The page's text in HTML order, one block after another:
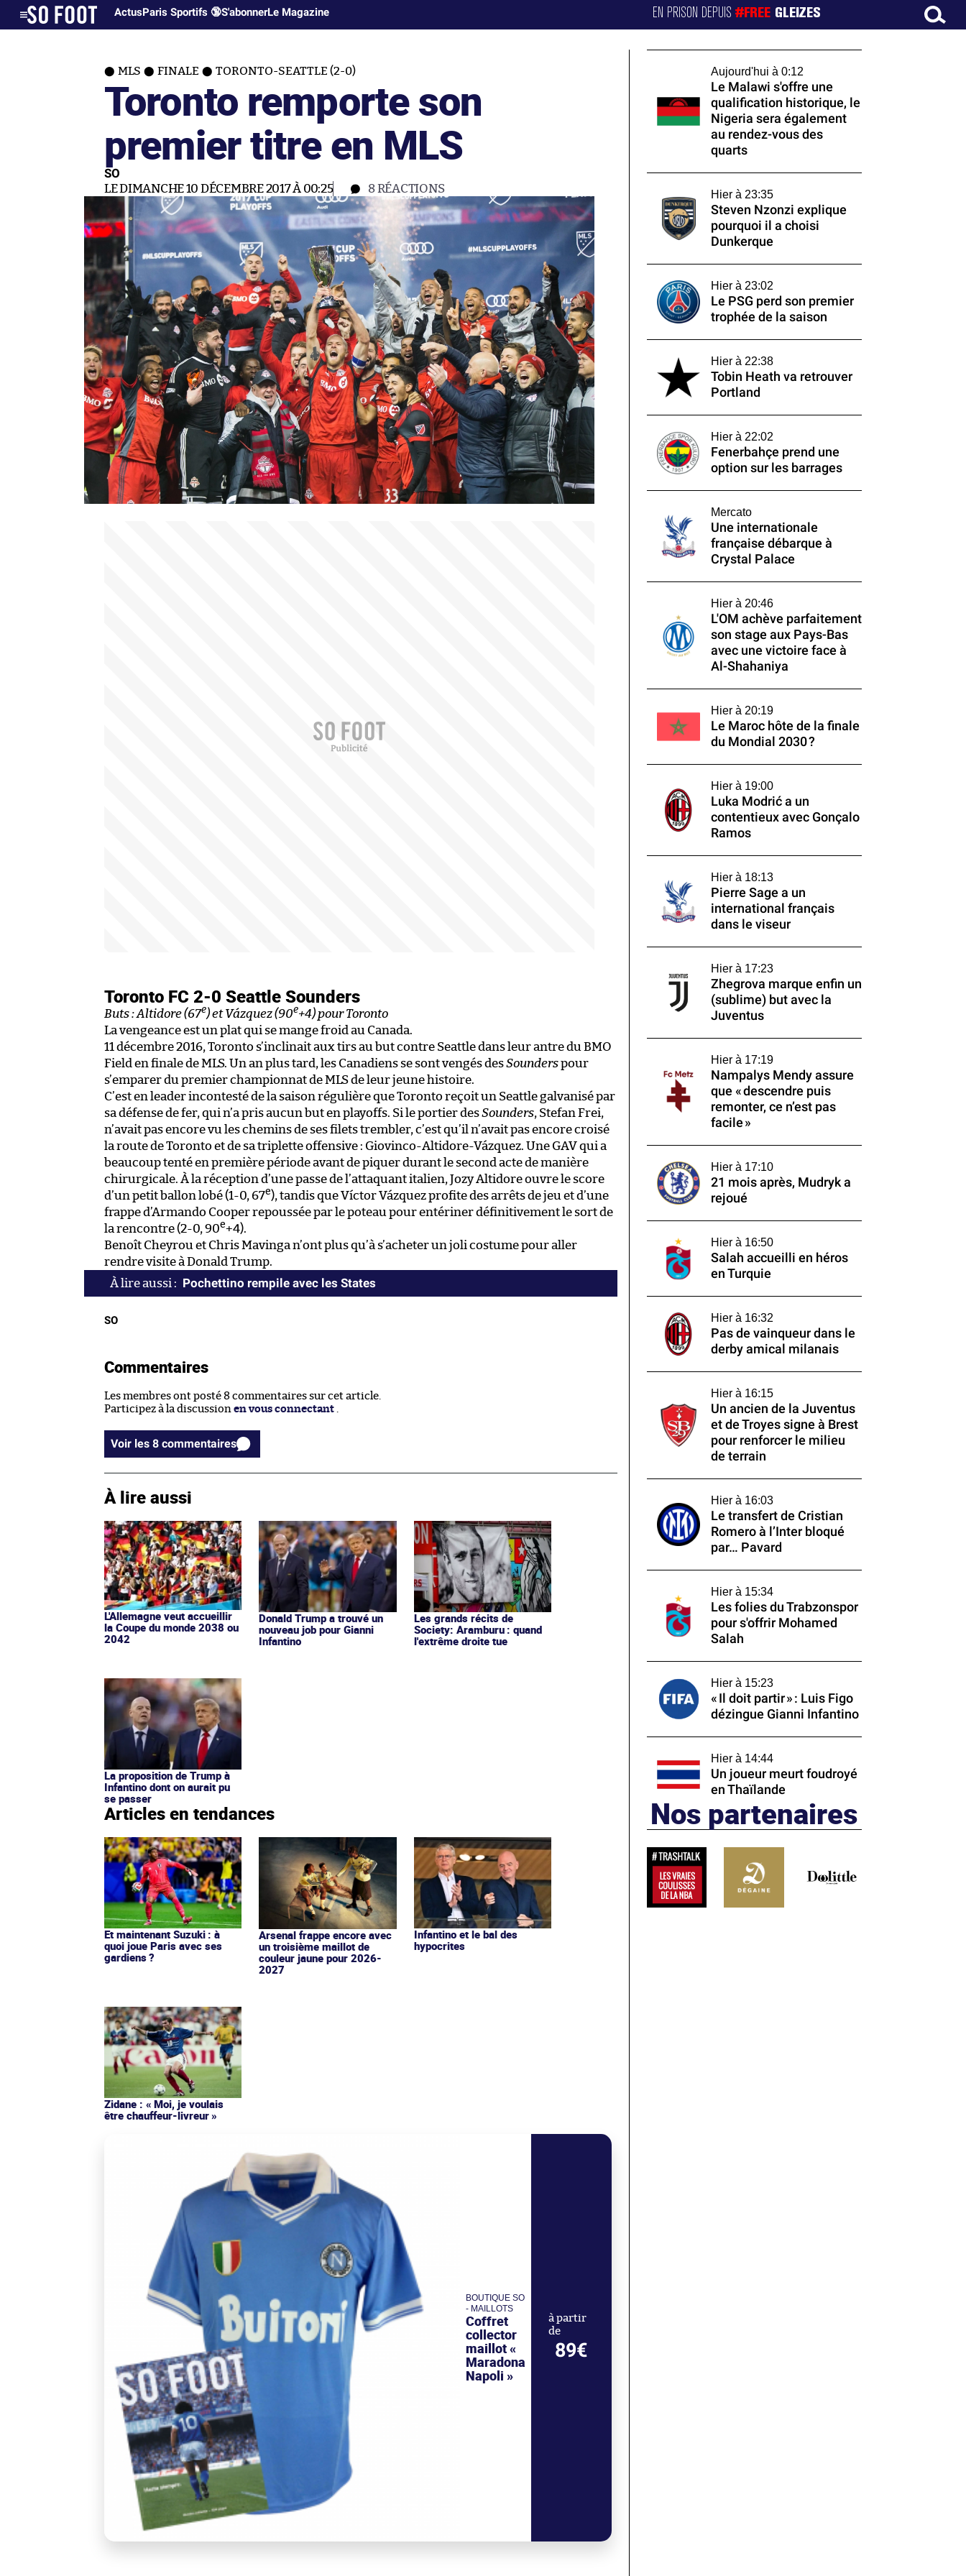
ActusParis Sportifs 🔞S'abonnerLe Magazine EN PRISON DEPUIS#FREE GLEIZES
MLS FINALE TORONTO-SEATTLE (2-0)
Toronto remporte son
premier titre en MLS
SO
LE DIMANCHE 10 DÉCEMBRE 2017 À 00:25 8RÉACTIONS
Toronto FC 2-0 Seattle Sounders
Buts : Altidore (67e) et Vázquez (90e+4) pour Toronto
La vengeance est un plat qui se mange froid au Canada.
11 décembre 2016, Toronto s’inclinait aux tirs au but contre Seattle dans leur antre du BMO
Field en finale de MLS. Un an plus tard, les Canadiens se sont vengés desSounderspour
s’emparer du premier championnat de MLS de leur jeune histoire.
C’est en leader incontesté de la saison régulière que Toronto reçoit un Seattle galvanisé par
sa défense de fer, qui n’a pris aucun but en playoffs. Si le portier desSounders, Stefan Frei,
n’avait pas encore vu les chemins de ses filets trembler, c’est qu’il n’avait pas encore croisé
la route de Toronto et de sa triplette offensive : Giovinco-Altidore-Vázquez. Une GAV qui a
beaucoup tenté en première période avant de piquer durant le second acte de manière
chirurgicale. À la réception d’une passe de l’attaquant italien, Jozy Altidore ouvre le score
d’un petit ballon lobé (1-0, 67e), tandis que Víctor Vázquez profite des arrêts de jeu et d’une
frappe d’Armando Cooper repoussée par le poteau pour entériner définitivement le sort de
la rencontre (2-0, 90e+4).
Benoît Cheyrou et Chris Mavinga n’ont plus qu’à s’acheter un joli costume pour aller
rendre visite à Donald Trump.
Pochettino rempile avec les States
SO
Commentaires
Les membres ont posté 8 commentaires sur cet article.
Participez à la discussion en vous connectant .
Voir les 8 commentaires
À lire aussi
L'Allemagne veut accueillir
la Coupe du monde 2038 ou
2042
Donald Trump a trouvé un
nouveau job pour Gianni
Infantino
Les grands récits de
Society: Aramburu : quand
l'extrême droite tue
La proposition de Trump à
Infantino dont on aurait pu
se passer
Articles en tendances
Et maintenant Suzuki : à
quoi joue Paris avec ses
gardiens ?
Arsenal frappe encore avec
un troisième maillot de
couleur jaune pour 2026-
2027
Infantino et le bal des
hypocrites
Zidane : « Moi, je voulais
être chauffeur-livreur »
BOUTIQUE SO
- MAILLOTS
Coffret
collector
maillot «
Maradona
Napoli »
à partir
de
89€
Aujourd'hui à 0:12
Le Malawi s'offre une
qualification historique, le
Nigeria sera également
au rendez-vous des
quarts
Hier à 23:35
Steven Nzonzi explique
pourquoi il a choisi
Dunkerque
Hier à 23:02
Le PSG perd son premier
trophée de la saison
Hier à 22:38
Tobin Heath va retrouver
Portland
Hier à 22:02
Fenerbahçe prend une
option sur les barrages
Mercato
Une internationale
française débarque à
Crystal Palace
Hier à 20:46
L'OM achève parfaitement
son stage aux Pays-Bas
avec une victoire face à
Al-Shahaniya
Hier à 20:19
Le Maroc hôte de la finale
du Mondial 2030 ?
Hier à 19:00
Luka Modrić a un
contentieux avec Gonçalo
Ramos
Hier à 18:13
Pierre Sage a un
international français
dans le viseur
Hier à 17:23
Zhegrova marque enfin un
(sublime) but avec la
Juventus
Hier à 17:19
Nampalys Mendy assure
que « descendre puis
remonter, ce n’est pas
facile »
Hier à 17:10
21 mois après, Mudryk a
rejoué
Hier à 16:50
Salah accueilli en héros
en Turquie
Hier à 16:32
Pas de vainqueur dans le
derby amical milanais
Hier à 16:15
Un ancien de la Juventus
et de Troyes signe à Brest
pour renforcer le milieu
de terrain
Hier à 16:03
Le transfert de Cristian
Romero à l’Inter bloqué
par… Pavard
Hier à 15:34
Les folies du Trabzonspor
pour s'offrir Mohamed
Salah
Hier à 15:23
« Il doit partir » : Luis Figo
dézingue Gianni Infantino
Hier à 14:44
Un joueur meurt foudroyé
en Thaïlande
Nos partenaires